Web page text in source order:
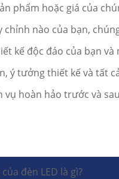
phẩm hoặc giá của
chỉnh nào của bạn,
kế độc đáo của bạn
ý tưởng thiết kế và tất
hoàn hảo trước và
đèn LED là gì?